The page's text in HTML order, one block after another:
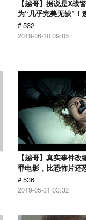
【越哥】据说是X战
为“几乎完美无缺”！
# 532
2019-06-10 09:05
【越哥】真实事件
罪电影，比恐怖片还
# 536
2019-05-31 03:32